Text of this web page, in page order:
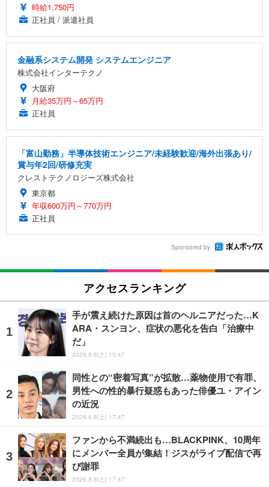
時給1,750円
正社員 / 派遣社員
金融系システム開発 システムエンジニア
株式会社インターテクノ
大阪府
月給35万円～65万円
正社員
「富山勤務」半導体技術エンジニア/未経験歓迎/海外出張あり/
賞与年2回/研修充実
クレストテクノロジーズ株式会社
東京都
年収600万円～770万円
正社員
Sponsored by
アクセスランキング
手が震え続けた原因は首のヘルニアだった…K
ARA・スンヨン、症状の悪化を告白「治療中
だ」
2026.8.8(土) 15:47
同性との“密着写真”が拡散…薬物使用で有罪、
男性への性的暴行疑惑もあった俳優ユ・アイン
の近況
2026.8.8(土) 17:47
ファンから不満続出も…BLACKPINK、10周年
にメンバー全員が集結！ジスがライブ配信で再
び謝罪
2026.8.8(土) 17:47